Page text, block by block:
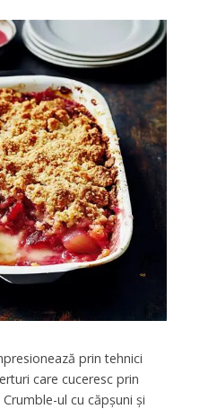
prin tehnici
care cuceresc prin
ul cu căpșuni și